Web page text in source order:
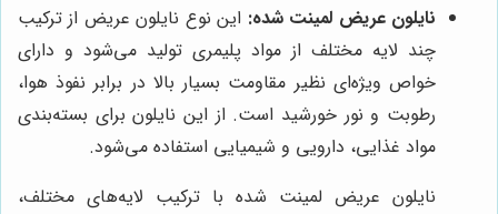
نایلون عریض لمینت شده: این نوع نایلون عریض از ترکیب
چند لایه مختلف از مواد پلیمری تولید می‌شود و دارای
خواص ویژه‌ای نظیر مقاومت بسیار بالا در برابر نفوذ هوا،
رطوبت و نور خورشید است. از این نایلون برای بسته‌بندی
مواد غذایی، دارویی و شیمیایی استفاده می‌شود.
نایلون عریض لمینت شده با ترکیب لایه‌های مختلف،